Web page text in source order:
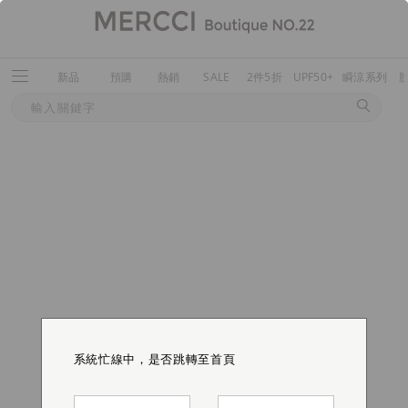
新品 預購 熱銷 SALE 2件5折 UPF50+ 瞬涼系列
系統忙線中，是否跳轉至首頁
系統忙線中，是否跳轉至首頁
系統忙線中，是否跳轉至首頁
系統忙線中，是否跳轉至首頁
系統忙線中，是否跳轉至首頁